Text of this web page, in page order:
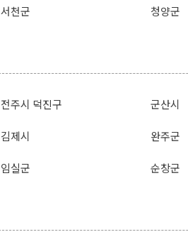
서천군 청양군
전주시 덕진구 군산시
김제시 완주군
임실군 순창군